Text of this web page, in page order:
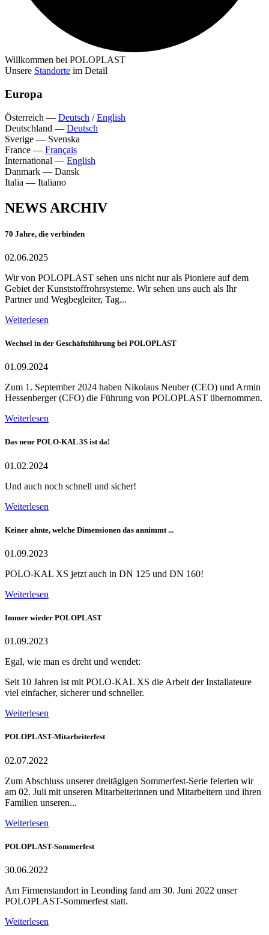
Willkommen bei POLOPLAST
Unsere Standorte im Detail
Europa
Österreich — Deutsch /English
Deutschland — Deutsch
Sverige — Svenska
France — Français
International — English
Danmark — Dansk
Italia — Italiano
NEWS ARCHIV
70 Jahre, die verbinden
02.06.2025
Wir von POLOPLAST sehen uns nicht nur als Pioniere auf dem
Gebiet der Kunststoffrohrsysteme. Wir sehen uns auch als Ihr
Partner und Wegbegleiter, Tag...
Weiterlesen
Wechsel in der Geschäftsführung bei POLOPLAST
01.09.2024
Zum 1. September 2024 haben Nikolaus Neuber (CEO) und Armin
Hessenberger (CFO) die Führung von POLOPLAST übernommen.
Weiterlesen
Das neue POLO-KAL 3S ist da!
01.02.2024
Und auch noch schnell und sicher!
Weiterlesen
Keiner ahnte, welche Dimensionen das annimmt ...
01.09.2023
POLO-KAL XS jetzt auch in DN 125 und DN 160!
Weiterlesen
Immer wieder POLOPLAST
01.09.2023
Egal, wie man es dreht und wendet:
Seit 10 Jahren ist mit POLO-KAL XS die Arbeit der Installateure
viel einfacher, sicherer und schneller.
Weiterlesen
POLOPLAST-Mitarbeiterfest
02.07.2022
Zum Abschluss unserer dreitägigen Sommerfest-Serie feierten wir
am 02. Juli mit unseren Mitarbeiterinnen und Mitarbeitern und ihren
Familien unseren...
Weiterlesen
POLOPLAST-Sommerfest
30.06.2022
Am Firmenstandort in Leonding fand am 30. Juni 2022 unser
POLOPLAST-Sommerfest statt.
Weiterlesen